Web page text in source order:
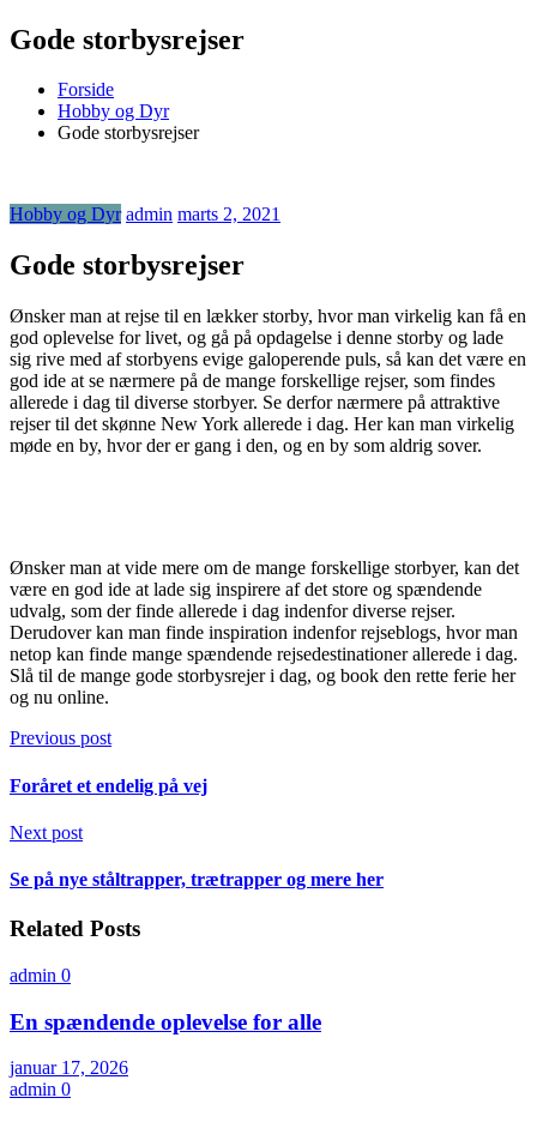
Gode storbysrejser
Forside
Hobby og Dyr
Gode storbysrejser
Hobby og Dyr admin marts 2, 2021
Gode storbysrejser
Ønsker man at rejse til en lækker storby, hvor man virkelig kan få en
god oplevelse for livet, og gå på opdagelse i denne storby og lade
sig rive med af storbyens evige galoperende puls, så kan det være en
god ide at se nærmere på de mange forskellige rejser, som findes
allerede i dag til diverse storbyer. Se derfor nærmere på attraktive
rejser til det skønne New York allerede i dag. Her kan man virkelig
møde en by, hvor der er gang i den, og en by som aldrig sover.
Ønsker man at vide mere om de mange forskellige storbyer, kan det
være en god ide at lade sig inspirere af det store og spændende
udvalg, som der finde allerede i dag indenfor diverse rejser.
Derudover kan man finde inspiration indenfor rejseblogs, hvor man
netop kan finde mange spændende rejsedestinationer allerede i dag.
Slå til de mange gode storbysrejer i dag, og book den rette ferie her
og nu online.
Previous post
Foråret et endelig på vej
Next post
Se på nye ståltrapper, trætrapper og mere her
Related Posts
admin 0
En spændende oplevelse for alle
januar 17, 2026
admin 0